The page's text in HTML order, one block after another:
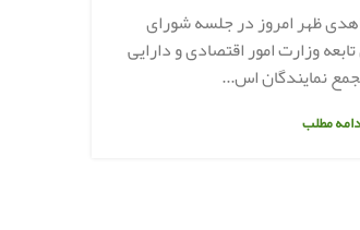
ظهر امروز در جلسه شورای
وزارت امور اقتصادی و دارایی
نمایندگان اس...
مطلب